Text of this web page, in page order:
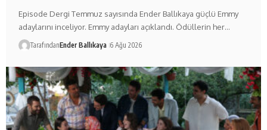
Episode Dergi Temmuz sayısında Ender Ballıkaya güçlü Emmy
adaylarını inceliyor. Emmy adayları açıklandı. Ödüllerin her…
TarafındanEnder Ballıkaya 6 Ağu 2026